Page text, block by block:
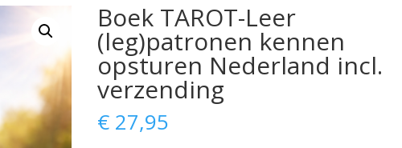
Boek TAROT-Leer
(leg)patronen kennen
opsturen Nederland incl.
verzending
€ 27,95